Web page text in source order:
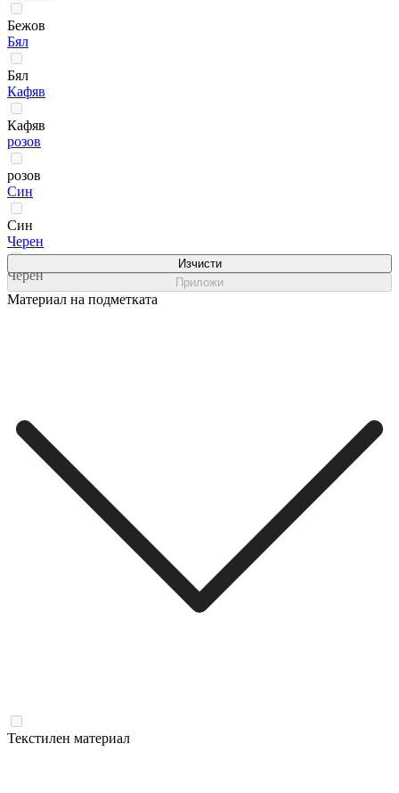
Бежов
Бял
Бял
Кафяв
Кафяв
розов
розов
Син
Син
Черен
Черен
Изчисти
Приложи
Материал на подметката
Текстилен материал